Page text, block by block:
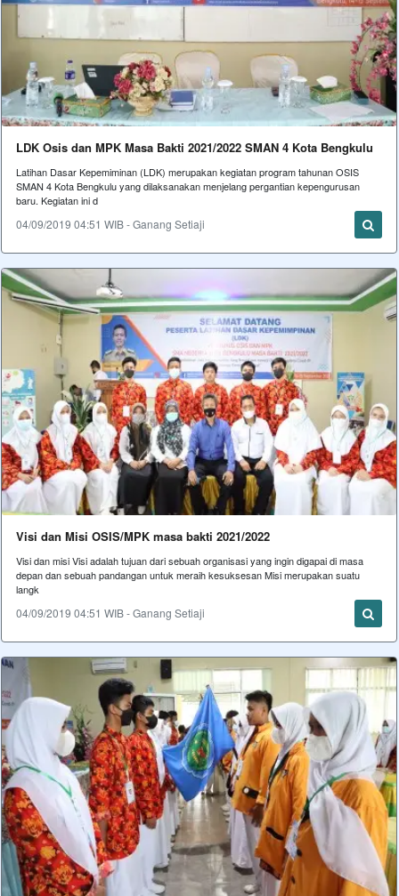
LDK Osis dan MPK Masa Bakti 2021/2022 SMAN 4 Kota Bengkulu
Latihan Dasar Kepemiminan (LDK) merupakan kegiatan program tahunan OSIS
SMAN 4 Kota Bengkulu yang dilaksanakan menjelang pergantian kepengurusan
baru. Kegiatan ini d
04/09/2019 04:51 WIB - Ganang Setiaji
Visi dan Misi OSIS/MPK masa bakti 2021/2022
Visi dan misi Visi adalah tujuan dari sebuah organisasi yang ingin digapai di masa
depan dan sebuah pandangan untuk meraih kesuksesan Misi merupakan suatu
langk
04/09/2019 04:51 WIB - Ganang Setiaji